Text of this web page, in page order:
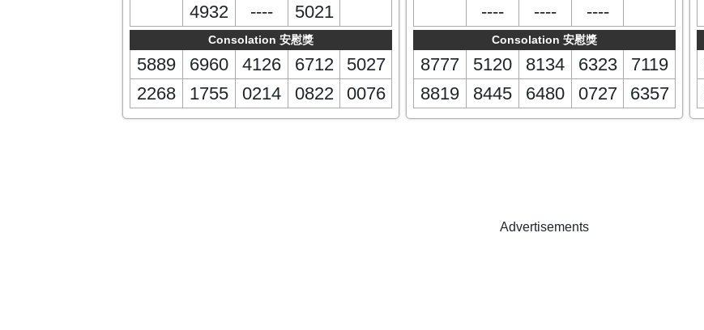
4932
---- 5021
Consolation 安慰獎
5889 6960 4126 6712
5027
2268
1755 0214 0822 0076
----
---- ----
Consolation 安慰獎
8777 5120 8134 6323
7119
8819
8445 6480 0727 6357
Advertisements